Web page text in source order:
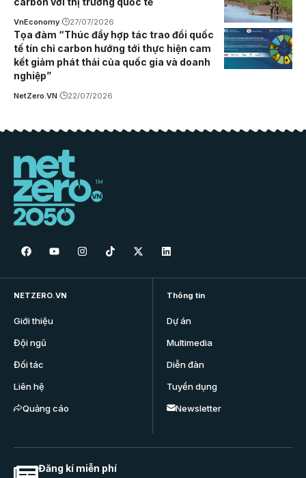
VnEconomy 27/07/2026
Tọa đàm “Thúc đẩy hợp tác trao đổi quốc
tế tín chỉ carbon hướng tới thực hiện cam
kết giảm phát thải của quốc gia và doanh
nghiệp”
NetZero.VN 22/07/2026
NETZERO.VN
Giới thiệu
Đội ngũ
Đối tác
Liên hệ
Quảng cáo
Thông tin
Dự án
Multimedia
Diễn đàn
Tuyển dụng
Newsletter
Đăng kí miễn phí